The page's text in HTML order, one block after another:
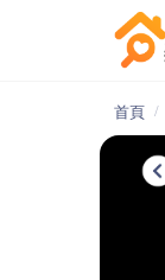
首頁